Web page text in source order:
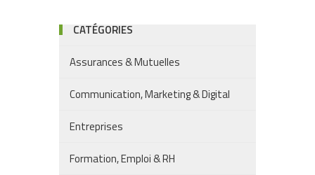
CATÉGORIES
Assurances & Mutuelles
Communication, Marketing & Digital
Entreprises
Formation, Emploi & RH